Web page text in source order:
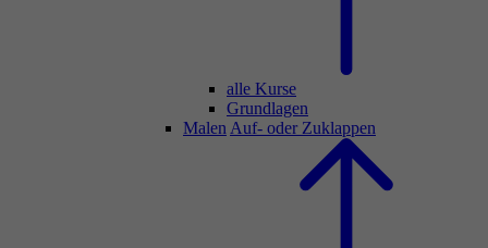
alle Kurse
Grundlagen
Malen Auf- oder Zuklappen